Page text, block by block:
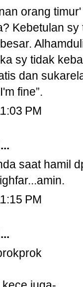
orang
Kebetulan
sy tidak
dan
fine”.
PM
saat hamil
PM